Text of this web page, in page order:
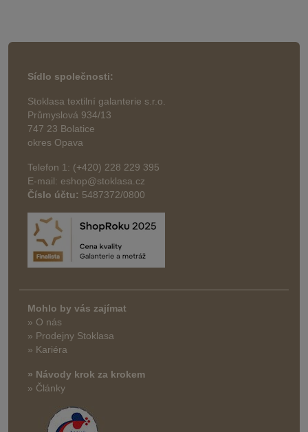
Sídlo společnosti:
Stoklasa textilní galanterie s.r.o.
Průmyslová 934/13
747 23 Bolatice
okres Opava
Telefon 1: (+420) 228 229 395
E-mail: eshop@stoklasa.cz
Číslo účtu: 5487372/0800
Mohlo by vás zajímat
» O nás
» Prodejny Stoklasa
» Kariéra
» Návody krok za krokem
» Články